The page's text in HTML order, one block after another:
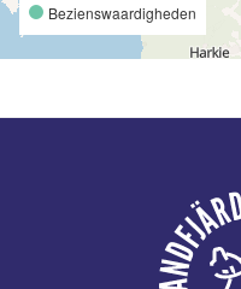
Bezienswaardigheden